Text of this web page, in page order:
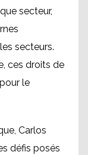
secteur,
secteurs.
ces droits de
le
Carlos
défis posés